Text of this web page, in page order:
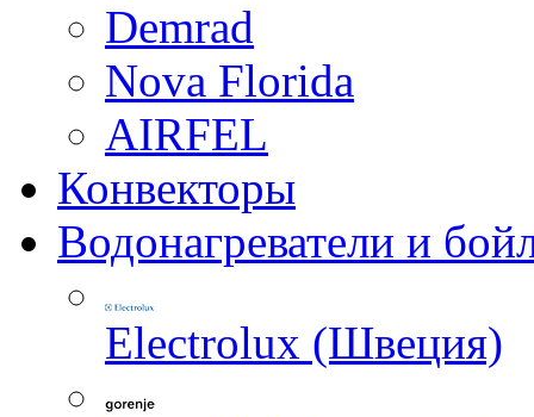
Demrad
Nova Florida
AIRFEL
Конвекторы
Водонагреватели и
Electrolux (Швеция)